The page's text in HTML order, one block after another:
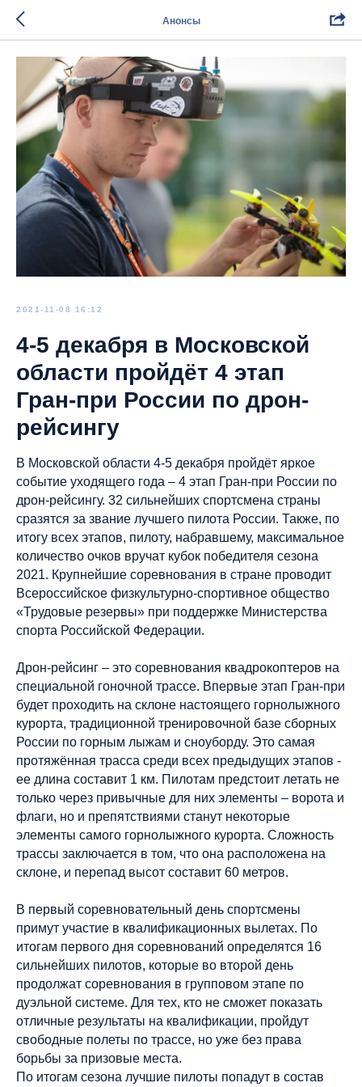
Анонсы
2021-11-08 16:12
4-5 декабря в Московской
области пройдёт 4 этап
Гран-при России по дрон-
рейсингу
В Московской области 4-5 декабря пройдёт яркое
событие уходящего года – 4 этап Гран-при России по
дрон-рейсингу. 32 сильнейших спортсмена страны
сразятся за звание лучшего пилота России. Также, по
итогу всех этапов, пилоту, набравшему, максимальное
количество очков вручат кубок победителя сезона
2021. Крупнейшие соревнования в стране проводит
Всероссийское физкультурно-спортивное общество
«Трудовые резервы» при поддержке Министерства
спорта Российской Федерации.
Дрон-рейсинг – это соревнования квадрокоптеров на
специальной гоночной трассе. Впервые этап Гран-при
будет проходить на склоне настоящего горнолыжного
курорта, традиционной тренировочной базе сборных
России по горным лыжам и сноуборду. Это самая
протяжённая трасса среди всех предыдущих этапов -
ее длина составит 1 км. Пилотам предстоит летать не
только через привычные для них элементы – ворота и
флаги, но и препятствиями станут некоторые
элементы самого горнолыжного курорта. Сложность
трассы заключается в том, что она расположена на
склоне, и перепад высот составит 60 метров.
В первый соревновательный день спортсмены
примут участие в квалификационных вылетах. По
итогам первого дня соревнований определятся 16
сильнейших пилотов, которые во второй день
продолжат соревнования в групповом этапе по
дуэльной системе. Для тех, кто не сможет показать
отличные результаты на квалификации, пройдут
свободные полеты по трассе, но уже без права
борьбы за призовые места.
По итогам сезона лучшие пилоты попадут в состав